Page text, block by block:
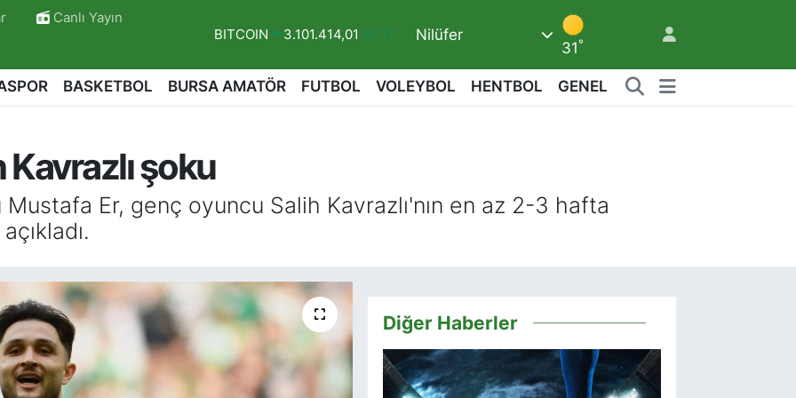
Canlı Yayın
DOLAR
47,7436
%0.18
EURO
55,2510 %0.32
Nilüfer
31°
BASKETBOL BURSA AMATÖR FUTBOL VOLEYBOL HENTBOL GENEL
Kavrazlı şoku
Er, genç oyuncu Salih Kavrazlı'nın en az 2-3 hafta
Diğer Haberler